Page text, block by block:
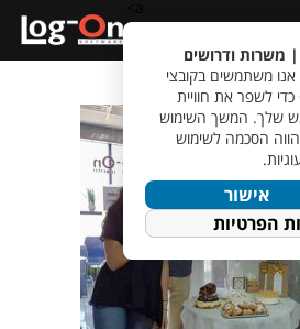
| משרות ודרושים
אנו משתמשים בקובצי
Cookie כדי לשפר את חוויית
שלך. המשך השימוש
הסכמה לשימוש
אישור
הפרטיות